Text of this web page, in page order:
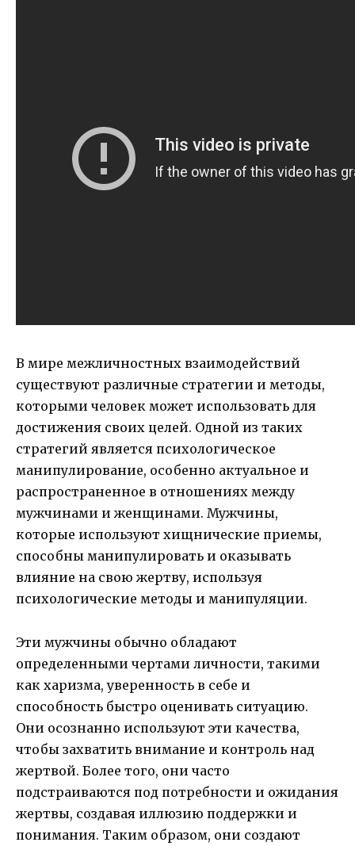
В мире межличностных взаимодействий
существуют различные стратегии и методы,
которыми человек может использовать для
достижения своих целей. Одной из таких
стратегий является психологическое
манипулирование, особенно актуальное и
распространенное в отношениях между
мужчинами и женщинами. Мужчины,
которые используют хищнические приемы,
способны манипулировать и оказывать
влияние на свою жертву, используя
психологические методы и манипуляции.
Эти мужчины обычно обладают
определенными чертами личности, такими
как харизма, уверенность в себе и
способность быстро оценивать ситуацию.
Они осознанно используют эти качества,
чтобы захватить внимание и контроль над
жертвой. Более того, они часто
подстраиваются под потребности и ожидания
жертвы, создавая иллюзию поддержки и
понимания. Таким образом, они создают